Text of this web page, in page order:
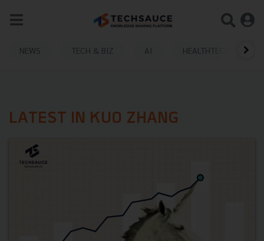
NEWS TECH & BIZ AI HEALTHTECH
LATEST IN KUO ZHANG